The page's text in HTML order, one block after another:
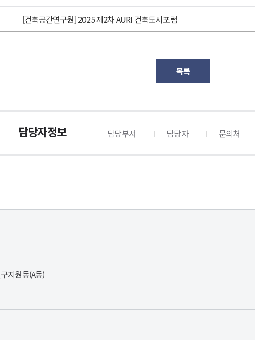
[건축공간연구원] 2025 제2차 AURI 건축도시포럼
목록
담당자정보 담당부서 담당자 문의처
지원동(A동)